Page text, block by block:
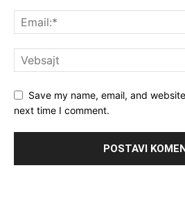
Save my name, email, and
next time I comment.